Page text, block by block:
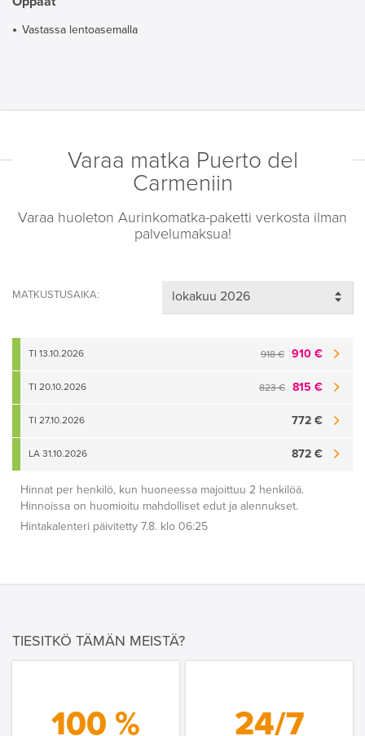
Vastassa lentoasemalla
Varaa matka Puerto del
Carmeniin
Varaa huoleton Aurinkomatka-paketti verkosta ilman
palvelumaksua!
MATKUSTUSAIKA:
918 € 910 €
TI 13.10.2026
823 € 815 €
TI 20.10.2026
772 €
TI 27.10.2026
872 €
LA 31.10.2026
Hinnat per henkilö, kun huoneessa majoittuu 2 henkilöä.
Hinnoissa on huomioitu mahdolliset edut ja alennukset.
Hintakalenteri päivitetty 7.8. klo 06:25
TIESITKÖ TÄMÄN MEISTÄ?
100 % 24/7